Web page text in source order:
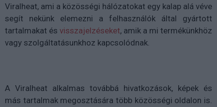
Viralheat, ami a közösségi hálózatokat egy kalap alá véve
segít nekünk elemezni a felhasználók által gyártott
tartalmakat és visszajelzéseket, amik a mi termékünkhöz
vagy szolgáltatásunkhoz kapcsolódnak.
A Viralheat alkalmas továbbá hivatkozások, képek és
más tartalmak megosztására több közösségi oldalon is.